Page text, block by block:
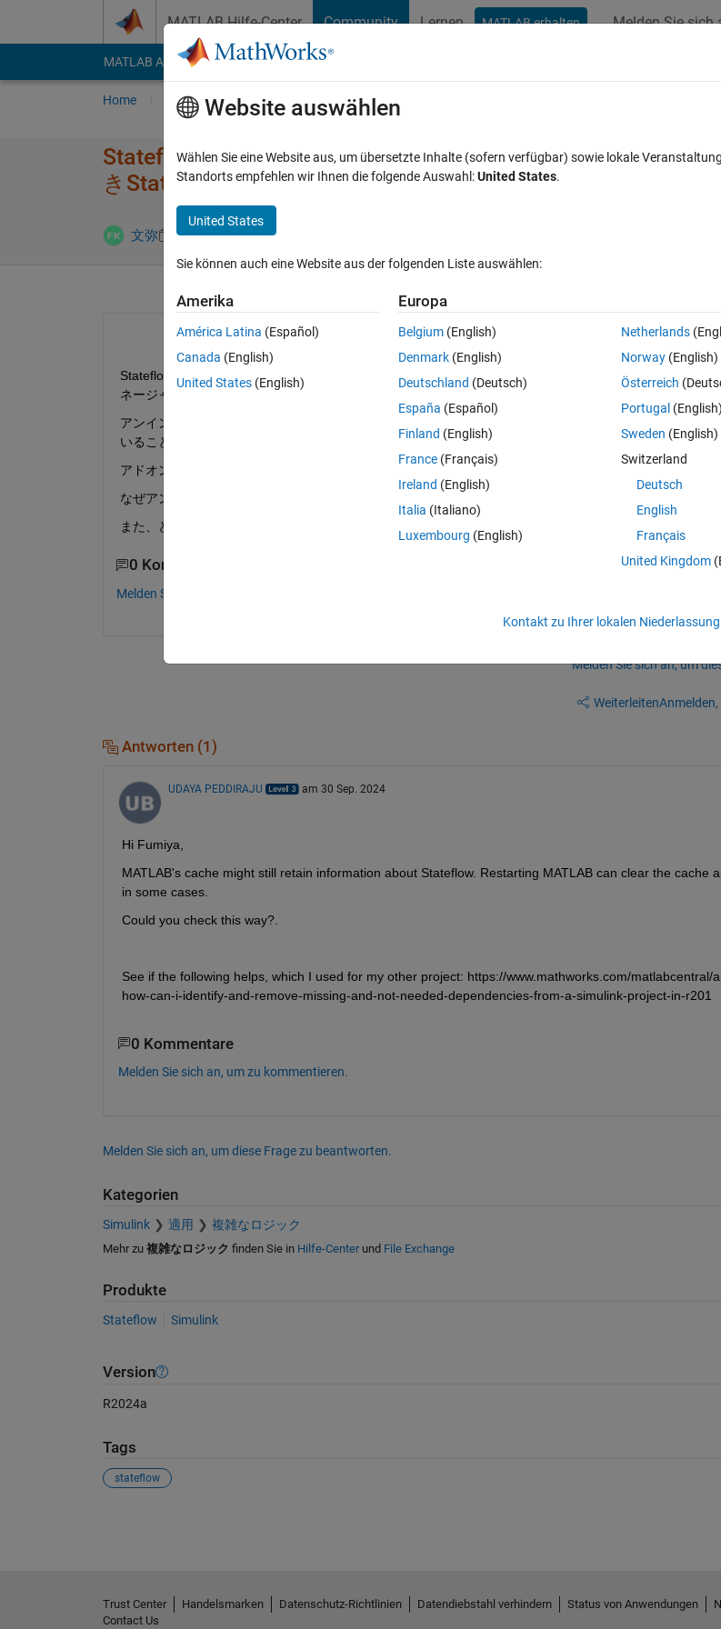
MATLAB Hilfe-Center Community Lernen MATLAB erhalten Melden Sie sich
MATLAB Answers File Exchange Cody
Home Fragen Antworten Durchsuchen
Stateflowを​アドオンマネージャー​からアンインストール​
きSt​ateflowのブロ​ックが使えてしまいま​す。なぜでしょう
文弥 27 Sep. 2024 1 Antwort
Stateflowありの環境で作成したSimulinkモデルがStateflowなしの環境で動くかどうか確認するために、
ネージャーからアンインストールしました。
アンインストールが正しくできていることを確認するために、Stateflowの機能を使用したSimulinkモデル
いることを確認しようとしたのですが、動かせてしまいました。
アドオンマネージャーや ver コマンドで表示される一覧からはStateflowが確かに削除されています。
なぜアンインストールしたはずのStateflowの機能が使えるのでしょうか。
また、どのようにすればStateflowが使えない環境を作ることができるでしょうか。
0 Kommentare
Melden Sie sich an, um zu kommentieren.
Melden Sie sich an, um
Weiterleiten
Antworten (1)
UDAYA PEDDIRAJU am 30 Sep. 2024
Hi Fumiya,
MATLAB's cache might still retain information about Stateflow. Restarting MATLAB can clear the cache
in some cases.
Could you check this way?.
See if the following helps, which I used for my other project: https://www.mathworks.com/matlabcentral/
how-can-i-identify-and-remove-missing-and-not-needed-dependencies-from-a-simulink-project-in-r201
0 Kommentare
Melden Sie sich an, um zu kommentieren.
Melden Sie sich an, um diese Frage zu beantworten.
Kategorien
Simulink 適用 複雑なロジック
Mehr zu 複雑なロジック finden Sie in Hilfe-Centerund File Exchange
Produkte
Stateflow Simulink
Version
R2024a
Tags
stateflow
Website auswählen
Wählen Sie eine Website aus, um übersetzte Inhalte (sofern verfügbar) sowie lokale
Standorts empfehlen wir Ihnen die folgende Auswahl:United States.
United States
Sie können auch eine Website aus der folgenden Liste auswählen:
Amerika
América Latina (Español)
Canada (English)
United States (English)
Europa
Belgium (English)
Denmark (English)
Deutschland (Deutsch)
España (Español)
Finland (English)
France (Français)
Ireland (English)
Italia (Italiano)
Luxembourg (English)
Netherlands
Norway(English)
Österreich
Portugal (English)
Sweden (English)
Switzerland
Deutsch
English
Français
United Kingdom
Kontakt zu Ihrer lokalen Niederlassung
Trust Center Handelsmarken Datenschutz-Richtlinien Datendiebstahl verhindern Status von Anwendungen
Contact Us